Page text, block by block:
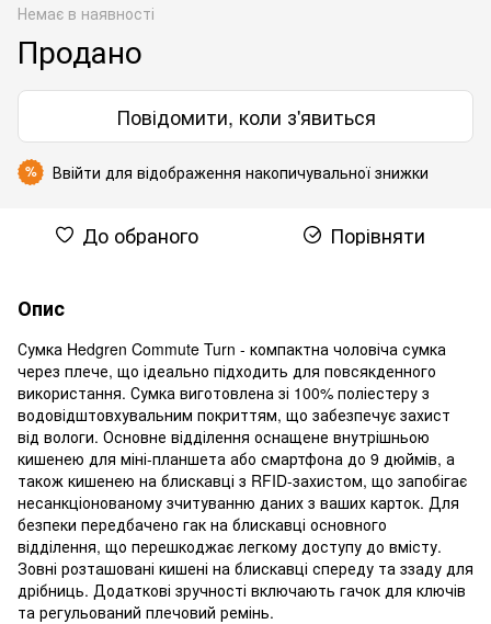
Немає в наявності
Продано
Повідомити, коли з'явиться
% Ввійти для відображення накопичувальної знижки
До обраного Порівняти
Опис
Сумка Hedgren Commute Turn - компактна чоловіча сумка
через плече, що ідеально підходить для повсякденного
використання. Сумка виготовлена ​​зі 100% поліестеру з
водовідштовхувальним покриттям, що забезпечує захист
від вологи. Основне відділення оснащене внутрішньою
кишенею для міні-планшета або смартфона до 9 дюймів, а
також кишенею на блискавці з RFID-захистом, що запобігає
несанкціонованому зчитуванню даних з ваших карток. Для
безпеки передбачено гак на блискавці основного
відділення, що перешкоджає легкому доступу до вмісту.
Зовні розташовані кишені на блискавці спереду та ззаду для
дрібниць. Додаткові зручності включають гачок для ключів
та регульований плечовий ремінь.